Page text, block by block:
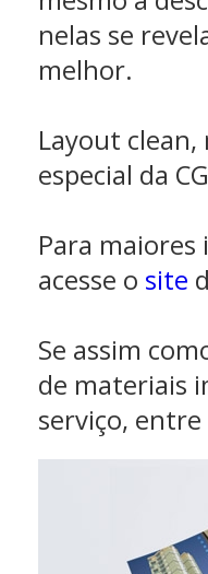
nelas se
melhor.
Layout
especial da
Para
acesse o site
Se assim
de materiais
serviço,